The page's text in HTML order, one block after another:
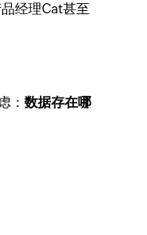
经理Cat甚至
：数据存在哪